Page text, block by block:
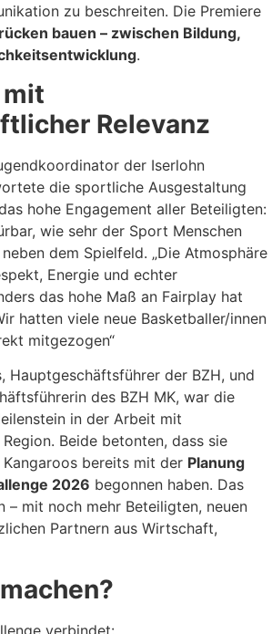
zu beschreiten. Die Premiere
bauen – zwischen Bildung,
.
mit
Relevanz
der Iserlohn
die sportliche Ausgestaltung
hohe Engagement aller Beteiligten:
wie sehr der Sport Menschen
dem Spielfeld. „Die Atmosphäre
Energie und echter
das hohe Maß an Fairplay hat
hatten viele neue Basketballer/innen
mitgezogen“
Hauptgeschäftsführer der BZH, und
des BZH MK, war die
in der Arbeit mit
Beide betonten, dass sie
bereits mit der Planung
2026 begonnen haben. Das
– mit noch mehr Beteiligten, neuen
Partnern aus Wirtschaft,
verbindet: